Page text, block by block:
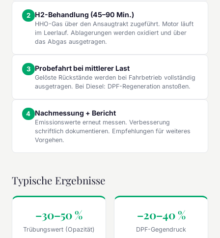
H2-Behandlung (45–90 Min.)
HHO-Gas über den Ansaugtrakt zugeführt. Motor läuft
im Leerlauf. Ablagerungen werden oxidiert und über
das Abgas ausgetragen.
Probefahrt bei mittlerer Last
Gelöste Rückstände werden bei Fahrbetrieb vollständig
ausgetragen. Bei Diesel: DPF-Regeneration anstoßen.
Nachmessung + Bericht
Emissionswerte erneut messen. Verbesserung
schriftlich dokumentieren. Empfehlungen für weiteres
Vorgehen.
Typische Ergebnisse
–30–50 %
Trübungswert (Opazität)
–20–40 %
DPF-Gegendruck